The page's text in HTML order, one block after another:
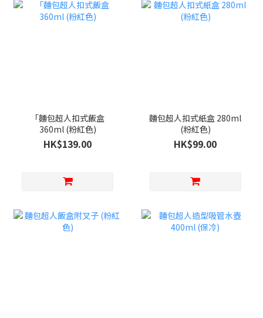
「麵包超人扣式飯盒
360ml (粉紅色)
HK$139.00
麵包超人扣式紙盒 280ml
(粉紅色)
HK$99.00